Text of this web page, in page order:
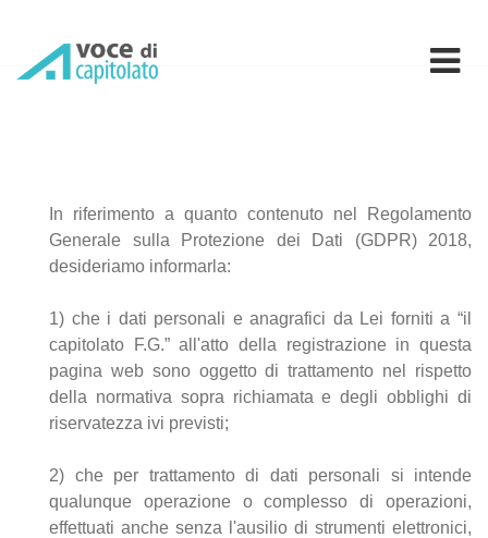
In riferimento a quanto contenuto nel Regolamento
Generale sulla Protezione dei Dati (GDPR) 2018,
desideriamo informarla:
1) che i dati personali e anagrafici da Lei forniti a “il
capitolato F.G.” all'atto della registrazione in questa
pagina web sono oggetto di trattamento nel rispetto
della normativa sopra richiamata e degli obblighi di
riservatezza ivi previsti;
2) che per trattamento di dati personali si intende
qualunque operazione o complesso di operazioni,
effettuati anche senza l'ausilio di strumenti elettronici,